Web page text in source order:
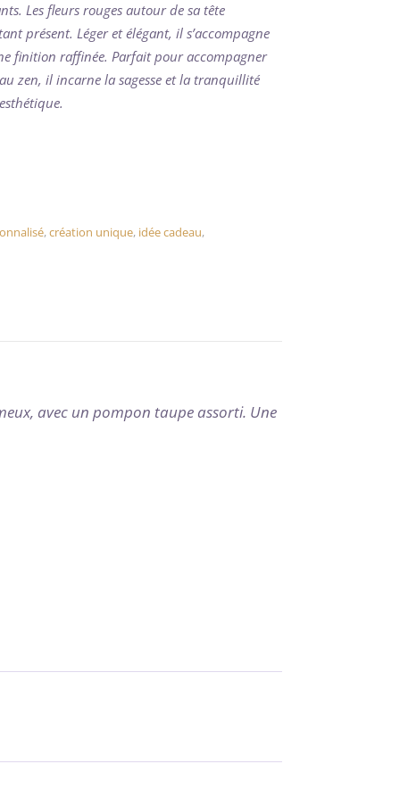
Les fleurs rouges autour de sa tête
présent. Léger et élégant, il s’accompagne
finition raffinée. Parfait pour accompagner
zen, il incarne la sagesse et la tranquillité
,création unique, idée cadeau,
avec un pompon taupe assorti. Une